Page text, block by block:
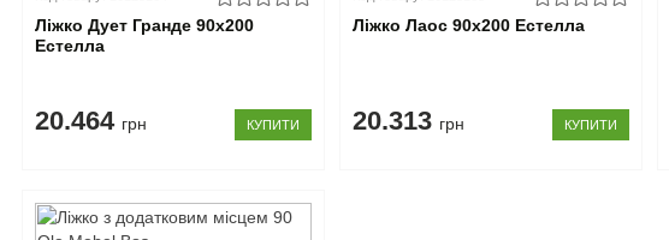
Ліжко Дует Гранде 90x200
Естелла
20.464 грн КУПИТИ
Ліжко Лаос 90x200 Естелла
20.313 грн КУПИТИ